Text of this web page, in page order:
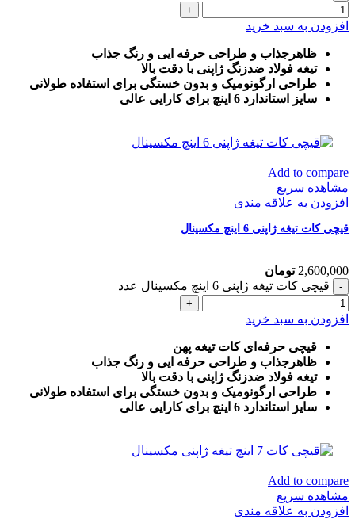
افزودن به سبد خرید
ظاهرجذاب و طراحی حرفه ایی و رنگ جذاب
تیغه فولاد ضدزنگ ژاپنی با دقت بالا
طراحی ارگونومیک و بدون خستگی برای استفاده طولانی
سایز استاندارد 6 اینچ برای کارایی عالی
Add to compare
مشاهده سریع
افزودن به علاقه مندی
قیچی کات تیغه ژاپنی 6 اینچ مکسینال
2,600,000 تومان
قیچی کات تیغه ژاپنی 6 اینچ مکسینال عدد
افزودن به سبد خرید
قیچی حرفه‌ای کات تیغه پهن
ظاهرجذاب و طراحی حرفه ایی و رنگ جذاب
تیغه فولاد ضدزنگ ژاپنی با دقت بالا
طراحی ارگونومیک و بدون خستگی برای استفاده طولانی
سایز استاندارد 6 اینچ برای کارایی عالی
Add to compare
مشاهده سریع
افزودن به علاقه مندی